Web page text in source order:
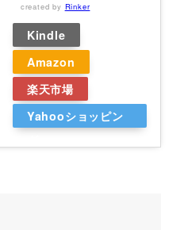
created by Rinker
Kindle
Amazon
楽天市場
Yahooショッピン